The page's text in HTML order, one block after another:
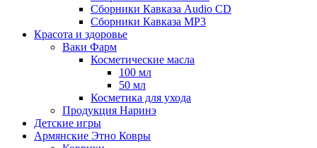
Сборники Кавказа Audio CD
Сборники Кавказа MP3
Красота и здоровье
Ваки Фарм
Косметические масла
100 мл
50 мл
Косметика для ухода
Продукция Наринэ
Детские игры
Армянские Этно Ковры